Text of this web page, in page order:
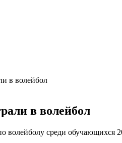
в волейбол
в волейбол
волейболу среди обучающихся